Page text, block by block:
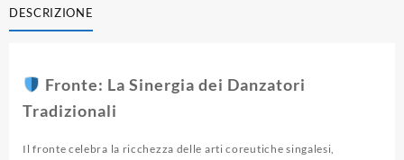
DESCRIZIONE
Fronte: La Sinergia dei Danzatori
Tradizionali
Il fronte celebra la ricchezza delle arti coreutiche singalesi,